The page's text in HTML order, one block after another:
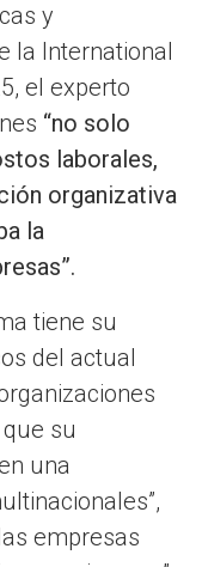
y
la International
el experto
“no solo
laborales,
organizativa
la
tiene su
del actual
su
una
empresas